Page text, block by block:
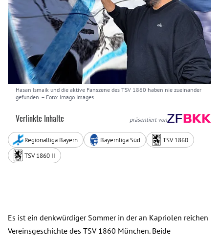
Hasan Ismaik und die aktive Fanszene des TSV 1860 haben nie zueinander
gefunden. – Foto: Imago Images
Verlinkte Inhalte präsentiert von
Regionalliga Bayern Bayernliga Süd
TSV 1860
TSV 1860 II
Es ist ein denkwürdiger Sommer in der an Kapriolen reichen
Vereinsgeschichte des TSV 1860 München. Beide